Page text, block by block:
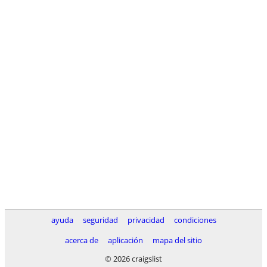
ayuda seguridad privacidad
condiciones
acerca de
aplicación
mapa del sitio
© 2026 craigslist